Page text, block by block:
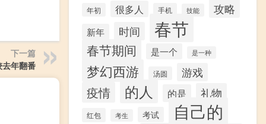
下一篇
年翻番
年初 很多人 手机 技能 攻略
新年 时间 春节
春节期间 是一个 是一种
梦幻西游 汤圆 游戏
疫情 的人 的是 礼物
红包 考生 考试 自己的